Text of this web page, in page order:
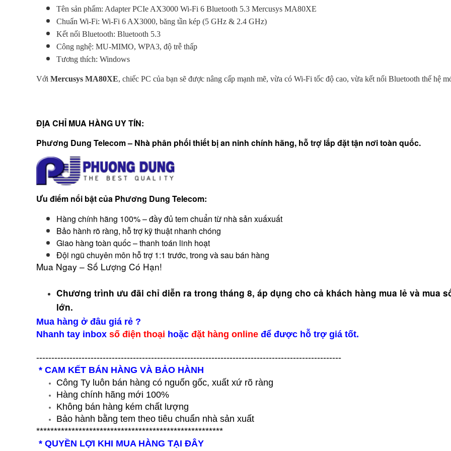
Tên sản phẩm: Adapter PCIe AX3000 Wi-Fi 6 Bluetooth 5.3 Mercusys MA80XE
Chuẩn Wi-Fi: Wi-Fi 6 AX3000, băng tần kép (5 GHz & 2.4 GHz)
Kết nối Bluetooth: Bluetooth 5.3
Công nghệ: MU-MIMO, WPA3, độ trễ thấp
Tương thích: Windows
Với Mercusys MA80XE, chiếc PC của bạn sẽ được nâng cấp mạnh mẽ, vừa có Wi-Fi tốc độ cao, vừa kết nối Bluetooth thế hệ
ĐỊA CHỈ MUA HÀNG UY TÍN:
Phương Dung Telecom – Nhà phân phối thiết bị an ninh chính hãng, hỗ trợ lắp đặt tận nơi toàn quốc.
Ưu điểm nổi bật của Phương Dung Telecom:
Hàng chính hãng 100% – đầy đủ tem chuẩn từ nhà sản xuấxuất
Bảo hành rõ ràng, hỗ trợ kỹ thuật nhanh chóng
Giao hàng toàn quốc – thanh toán linh hoạt
Đội ngũ chuyên môn hỗ trợ 1:1 trước, trong và sau bán hàng
Mua Ngay – Số Lượng Có Hạn!
Chương trình ưu đãi chỉ diễn ra trong tháng 8, áp dụng cho cả khách hàng mua lẻ và mua
lớn.
Mua hàng ở đâu giá rẻ ?
Nhanh tay inbox số điện thoại hoặc đặt hàng online để được hỗ trợ giá tốt.
-----------------------------------------------------------------------------------------------------
* CAM KẾT BÁN HÀNG VÀ BẢO HÀNH
Công Ty luôn bán hàng có nguốn gốc, xuất xứ rõ ràng
Hàng chính hãng mới 100%
Không bán hàng kém chất lượng
Bảo hành bằng tem theo tiêu chuẩn nhà sản xuất
*****************************************************
* QUYỀN LỢI KHI MUA HÀNG TẠI ĐÂY